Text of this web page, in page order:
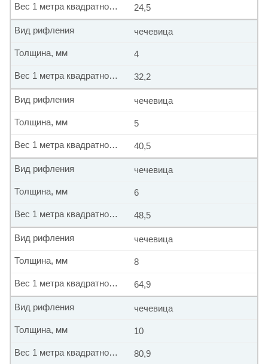
24,5
Вес 1 метра квадратного, кг
чечевица
Вид рифления
4
Толщина, мм
32,2
Вес 1 метра квадратного, кг
чечевица
Вид рифления
5
Толщина, мм
40,5
Вес 1 метра квадратного, кг
чечевица
Вид рифления
6
Толщина, мм
48,5
Вес 1 метра квадратного, кг
чечевица
Вид рифления
8
Толщина, мм
64,9
Вес 1 метра квадратного, кг
чечевица
Вид рифления
10
Толщина, мм
80,9
Вес 1 метра квадратного, кг